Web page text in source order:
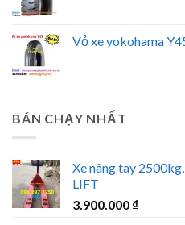
Vỏ xe yokohama
BÁN CHẠY NHẤT
Xe nâng tay
LIFT
3.900.000 ₫